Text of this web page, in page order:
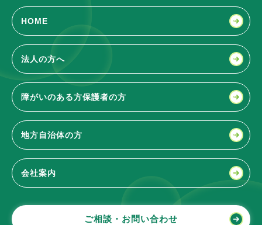
HOME
法人の方へ
障がいのある方保護者の方
地方自治体の方
会社案内
ご相談・お問い合わせ